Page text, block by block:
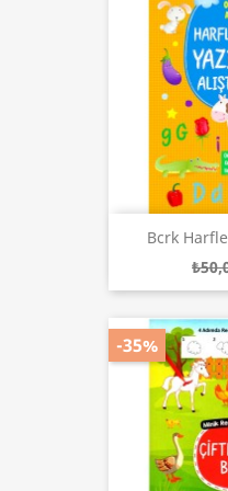
Bcrk
-35%